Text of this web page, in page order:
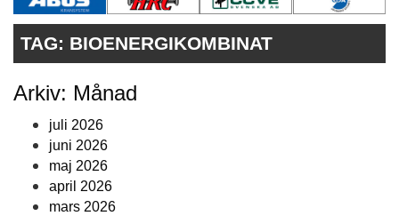
ANNONSERA
TAG: BIOENERGIKOMBINAT
Arkiv: Månad
juli 2026
juni 2026
maj 2026
april 2026
mars 2026